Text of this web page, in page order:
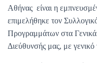
Αθήνας είναι η
επιμελήθηκε τον
Προγραμμάτων στα Γενικά
Διεύθυνσής μας, με γενικό